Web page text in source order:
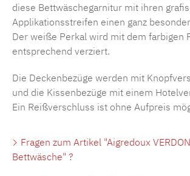
diese Bettwäschegarnitur mit ihren
Applikationsstreifen einen ganz
Der weiße Perkal wird mit dem farbigen
entsprechend verziert.
Die Deckenbezüge werden mit
und die Kissenbezüge mit einem
Ein Reißverschluss ist ohne Aufpreis
Fragen zum Artikel "Aigredoux
Bettwäsche" ?